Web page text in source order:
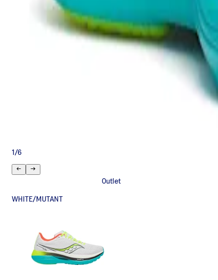
1 /6
Outlet
WHITE/MUTANT